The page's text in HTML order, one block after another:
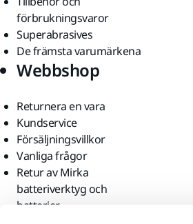
förbrukningsvaror
Superabrasives
De främsta varumärkena
Webbshop
Returnera en vara
Kundservice
Försäljningsvillkor
Vanliga frågor
Retur av Mirka
batteriverktyg och
batterier